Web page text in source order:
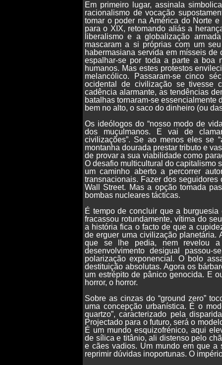
Em primeiro lugar, assinala
racionalismo de vocação
tomar o poder na América do Norte
para o XIX, retomando aliás a
liberalismo e a globalização
mascaram a si próprias com um
habermasiana servida em mísseis
espalhar-se por toda a parte a boa
humanos. Mas estes protestos
melancólico. Passaram-se cinco
ocidental de civilização se tivesse
cadência alarmante, as tendências
batalhas tornaram-se essencialmente
bem no alto, o saco do dinheiro (ou
Os ideólogos do “nosso modo de
dos muçulmanos. E vai de
civilizações”. Se ao menos eles se
montanha dourada prestar tributo e
de provar a sua viabilidade como
O desafio multicultural do capitalismo
um caminho aberto a percorrer
transnacionais. Fazer dos
Wall Street. Mas a opção tomada
bombas nucleares tácticas.
É tempo de concluir que a
fracassou rotundamente, vítima do
a história fica o facto de que a
de erguer uma civilização planetária.
que se lhe pedia, nem revelou
desenvolvimento desigual
polarização exponencial. O bolo
destituição absolutas. Agora os
um estrépito de pânico genocida. E
horror, o horror.
Sobre as cinzas do “ground zero”
uma concepção urbanística. É o
quartzo”, caracterizado pela
Projectado para o futuro, será o
É um mundo esquizofrénico, aqui
de sílica e titânio, ali distenso pelo
e cães vadios. Um mundo em que a
reprimir dúvidas inoportunas. O